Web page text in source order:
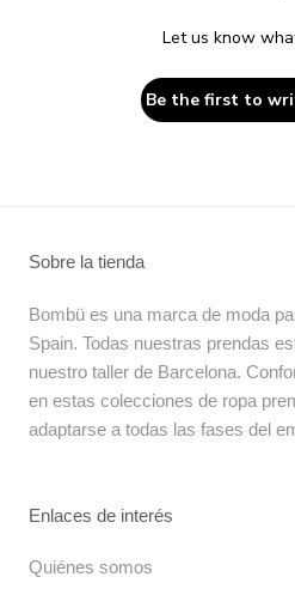
Let us know
Be the first to
Sobre la tienda
Bombü es una marca de moda
Spain. Todas nuestras prendas
nuestro taller de Barcelona.
en estas colecciones de ropa
adaptarse a todas las fases del
Enlaces de interés
Quiénes somos